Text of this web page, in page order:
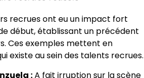
recrues ont eu un impact fort
début, établissant un précédent
Ces exemples mettent en
existe au sein des talents recrues.
:A fait irruption sur la scène